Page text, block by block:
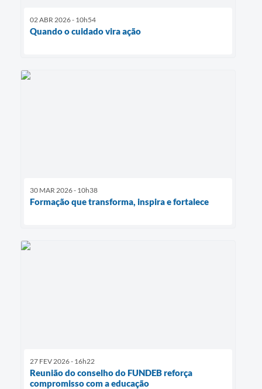
02 ABR 2026 - 10h54
Quando o cuidado vira ação
30 MAR 2026 - 10h38
Formação que transforma, inspira e fortalece
27 FEV 2026 - 16h22
Reunião do conselho do FUNDEB reforça
compromisso com a educação